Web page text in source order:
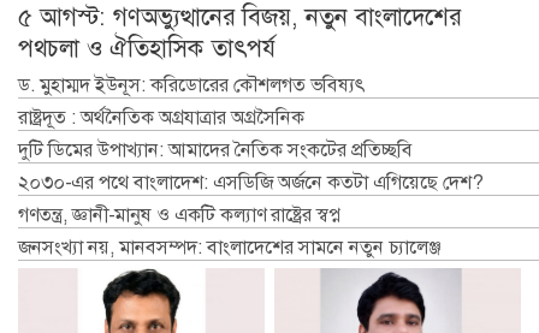
৫ আগস্ট: গণঅভ্যুত্থানের বিজয়, নতুন বাংলাদেশের
পথচলা ও ঐতিহাসিক তাৎপর্য
ড. মুহাম্মদ ইউনূস: করিডোরের কৌশলগত ভবিষ্যৎ
রাষ্ট্রদূত : অর্থনৈতিক অগ্রযাত্রার অগ্রসৈনিক
দুটি ডিমের উপাখ্যান: আমাদের নৈতিক সংকটের প্রতিচ্ছবি
২০৩০-এর পথে বাংলাদেশ: এসডিজি অর্জনে কতটা এগিয়েছে দেশ?
গণতন্ত্র, জ্ঞানী-মানুষ ও একটি কল্যাণ রাষ্ট্রের স্বপ্ন
জনসংখ্যা নয়, মানবসম্পদ: বাংলাদেশের সামনে নতুন চ্যালেঞ্জ